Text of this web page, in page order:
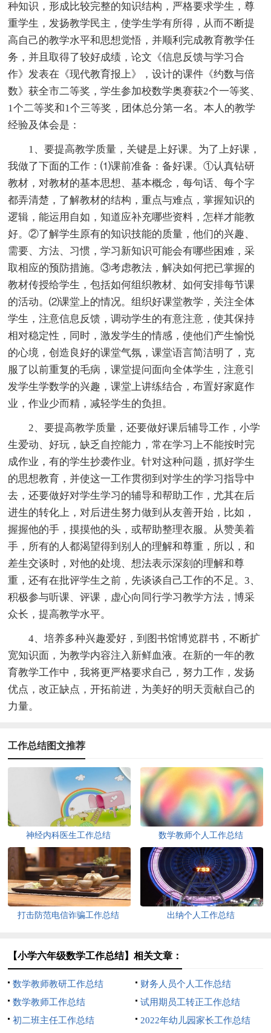
种知识，形成比较完整的知识结构，严格要求学生，尊
重学生，发扬教学民主，使学生学有所得，从而不断提
高自己的教学水平和思想觉悟，并顺利完成教育教学任
务，并且取得了较好成绩，论文《信息反馈与学习合
作》发表在《现代教育报上》，设计的课件《约数与倍
数》获全市二等奖，学生参加校数学奥赛获2个一等奖、
1个二等奖和1个三等奖，团体总分第一名。本人的教学
经验及体会是：
1、要提高教学质量，关键是上好课。为了上好课，
我做了下面的工作：⑴课前准备：备好课。①认真钻研
教材，对教材的基本思想、基本概念，每句话、每个字
都弄清楚，了解教材的结构，重点与难点，掌握知识的
逻辑，能运用自如，知道应补充哪些资料，怎样才能教
好。②了解学生原有的知识技能的质量，他们的兴趣、
需要、方法、习惯，学习新知识可能会有哪些困难，采
取相应的预防措施。③考虑教法，解决如何把已掌握的
教材传授给学生，包括如何组织教材、如何安排每节课
的活动。⑵课堂上的情况。组织好课堂教学，关注全体
学生，注意信息反馈，调动学生的有意注意，使其保持
相对稳定性，同时，激发学生的情感，使他们产生愉悦
的心境，创造良好的课堂气氛，课堂语言简洁明了，克
服了以前重复的毛病，课堂提问面向全体学生，注意引
发学生学数学的兴趣，课堂上讲练结合，布置好家庭作
业，作业少而精，减轻学生的负担。
2、要提高教学质量，还要做好课后辅导工作，小学
生爱动、好玩，缺乏自控能力，常在学习上不能按时完
成作业，有的学生抄袭作业。针对这种问题，抓好学生
的思想教育，并使这一工作贯彻到对学生的学习指导中
去，还要做好对学生学习的辅导和帮助工作，尤其在后
进生的转化上，对后进生努力做到从友善开始，比如，
握握他的手，摸摸他的头，或帮助整理衣服。从赞美着
手，所有的人都渴望得到别人的理解和尊重，所以，和
差生交谈时，对他的处境、想法表示深刻的理解和尊
重，还有在批评学生之前，先谈谈自己工作的不足。3、
积极参与听课、评课，虚心向同行学习教学方法，博采
众长，提高教学水平。
4、培养多种兴趣爱好，到图书馆博览群书，不断扩
宽知识面，为教学内容注入新鲜血液。在新的一年的教
育教学工作中，我将更严格要求自己，努力工作，发扬
优点，改正缺点，开拓前进，为美好的明天贡献自己的
力量。
工作总结图文推荐
神经内科医生工作总结 数学教师个人工作总结
打击防范电信诈骗工作总结 出纳个人工作总结
【小学六年级数学工作总结】相关文章：
数学教师教研工作总结
财务人员个人工作总结
数学教师工作总结
试用期员工转正工作总结
初二班主任工作总结
2022年幼儿园家长工作总结